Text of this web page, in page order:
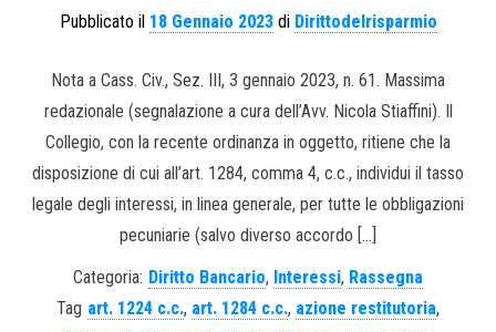
Pubblicato il 18 Gennaio 2023di Dirittodelrisparmio
Nota a Cass. Civ., Sez. III, 3 gennaio 2023, n. 61. Massima
redazionale (segnalazione a cura dell’Avv. Nicola Stiaffini). Il
Collegio, con la recente ordinanza in oggetto, ritiene che la
disposizione di cui all’art. 1284, comma 4, c.c., individui il tasso
legale degli interessi, in linea generale, per tutte le obbligazioni
pecuniarie (salvo diverso accordo […]
Categoria: Diritto Bancario, Interessi, Rassegna
Tag art. 1224 c.c., art. 1284 c.c., azione restitutoria,